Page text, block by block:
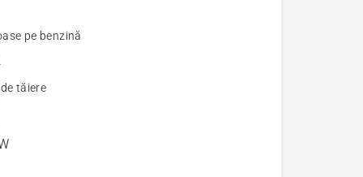
pe benzină
tăiere